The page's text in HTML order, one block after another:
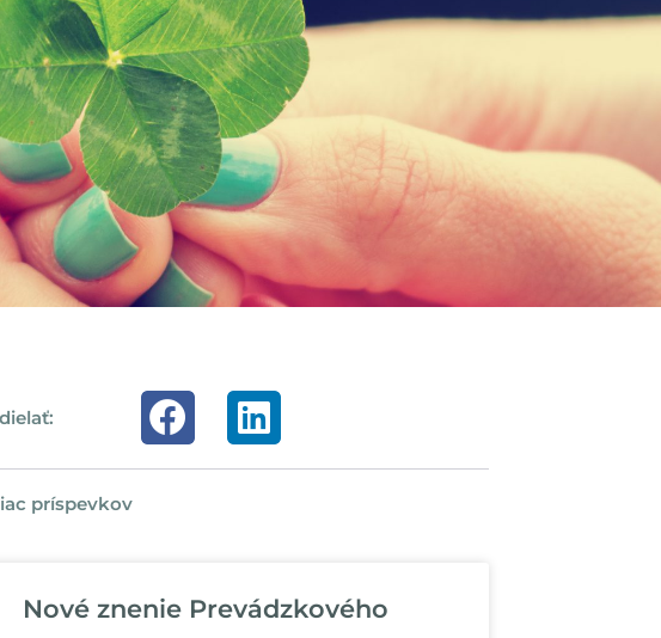
príspevkov
Nové znenie Prevádzkového